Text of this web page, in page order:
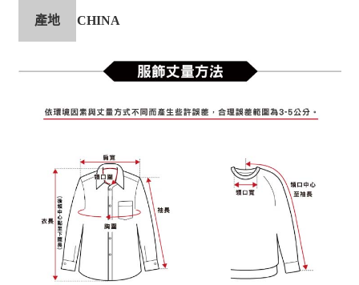
產地 CHINA